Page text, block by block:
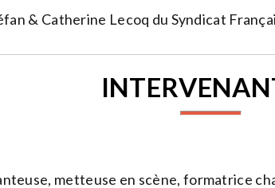
& Catherine Lecoq du Syndicat
metteuse en scène, formatrice